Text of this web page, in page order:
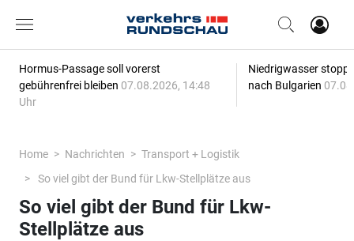
Hormus-Passage soll vorerst
gebührenfrei bleiben 07.08.2026, 14:48
Uhr
Niedrigwasser
nach Bulgarien
Home Nachrichten
Transport + Logistik
So viel gibt der Bund für Lkw-Stellplätze aus
So viel gibt der Bund für Lkw-
Stellplätze aus